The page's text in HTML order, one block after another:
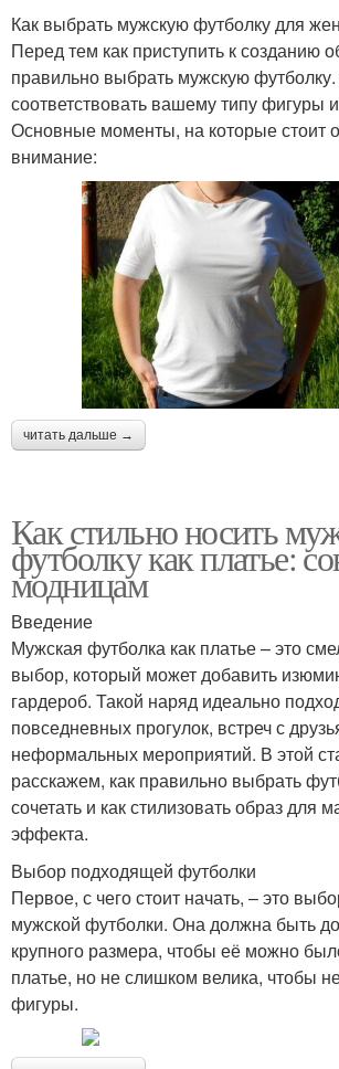
Как выбрать мужскую футболку для
Перед тем как приступить к созданию
правильно выбрать мужскую
соответствовать вашему типу фигуры
Основные моменты, на которые стоит
внимание:
читать дальше →
Как стильно носить
футболку как платье:
модницам
Введение
Мужская футболка как платье – это
выбор, который может добавить
гардероб. Такой наряд идеально
повседневных прогулок, встреч с
неформальных мероприятий. В этой
расскажем, как правильно выбрать
сочетать и как стилизовать образ для
эффекта.
Выбор подходящей футболки
Первое, с чего стоит начать, – это
мужской футболки. Она должна быть
крупного размера, чтобы её можно
платье, но не слишком велика, чтобы
фигуры.